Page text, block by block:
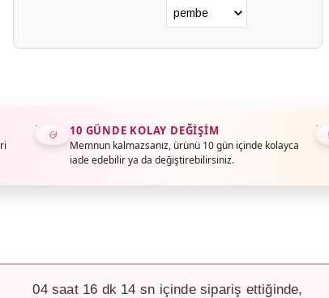
10 GÜNDE KOLAY DEĞIŞIM
Memnun kalmazsanız, ürünü 10 gün içinde kolayca
iade edebilir ya da değiştirebilirsiniz.
04 saat 16 dk 11 sn içinde sipariş ettiğinde,